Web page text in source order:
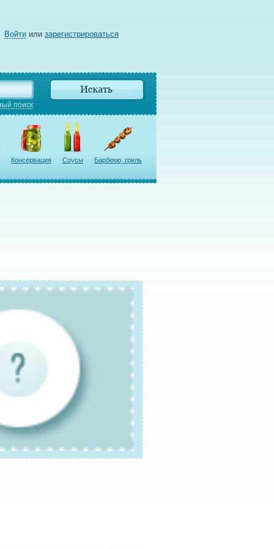
Войтиили зарегистрироваться
поиск
Консервация Соусы Барбекю, гриль